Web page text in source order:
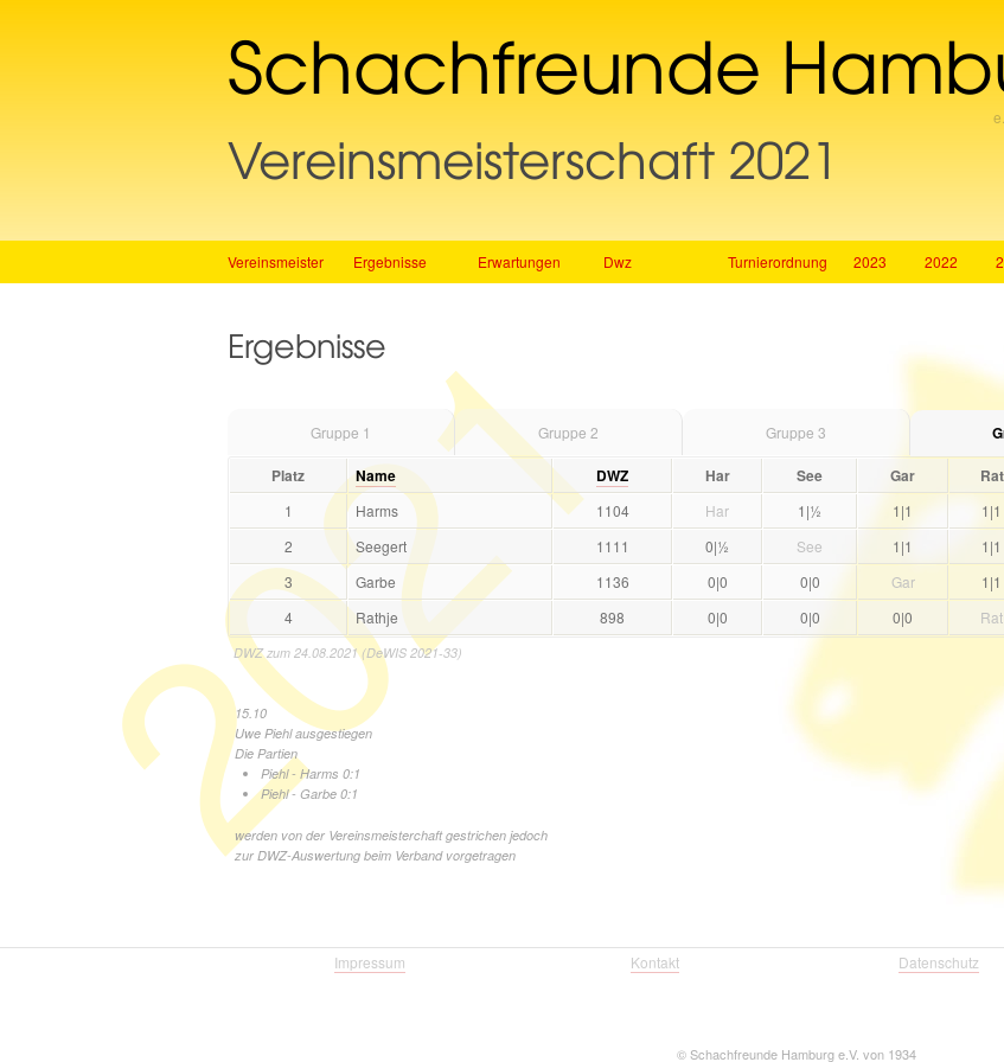
Schachfreunde
Vereinsmeisterschaft 2021
Vereinsmeister Ergebnisse Erwartungen Dwz Turnierordnung 2023 2022
2021
Ergebnisse
Gruppe 1 Gruppe 2 Gruppe 3
Platz Name DWZ Har See Gar Rat
1 Harms 1104 Har 1|½ 1|1 1|1
2
Seegert 1111 0|½ See 1|1 1|1
3
Garbe 1136 0|0 0|0 Gar 1|1
4
Rathje 898 0|0 0|0 0|0 Rat
DWZ zum 24.08.2021 (DeWIS 2021-33)
15.10
Uwe Piehl ausgestiegen
Die Partien
Piehl - Harms 0:1
Piehl - Garbe 0:1
werden von der Vereinsmeisterchaft gestrichen jedoch
zur DWZ-Auswertung beim Verband vorgetragen
Impressum Kontakt Datenschutz
©Schachfreunde Hamburg e.V. von 1934